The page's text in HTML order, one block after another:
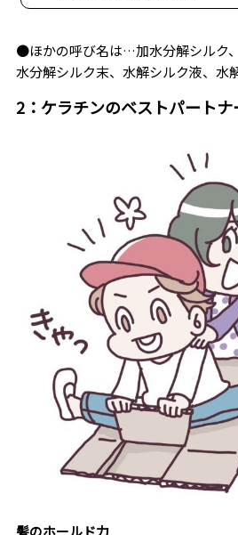
●ほかの呼び名は…加水分解シルク
水分解シルク末、水解シルク液、水
2：ケラチンのベストパートナ
髪のホールド力